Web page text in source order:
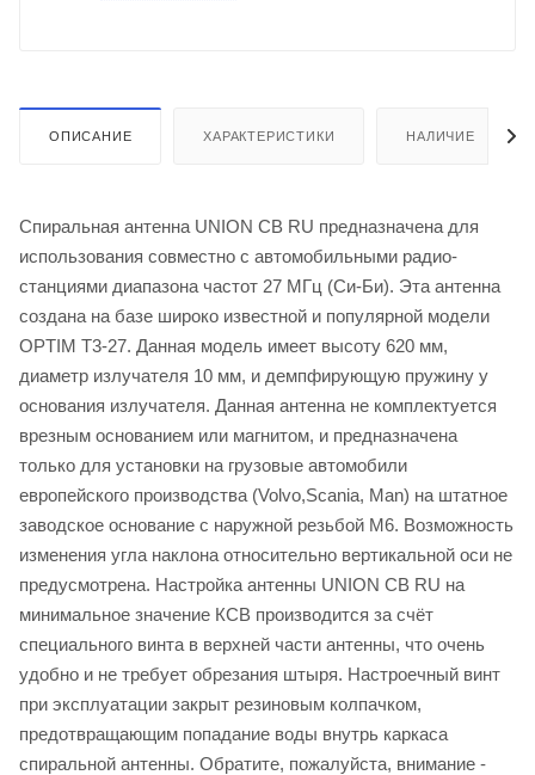
ОПИСАНИЕ ХАРАКТЕРИСТИКИ НАЛИЧИЕ
Спиральная антенна UNION CB RU предназначена для
использования совместно с автомобильными радио-
станциями диапазона частот 27 МГц (Си-Би). Эта антенна
создана на базе широко известной и популярной модели
OPTIM T3-27. Данная модель имеет высоту 620 мм,
диаметр излучателя 10 мм, и демпфирующую пружину у
основания излучателя. Данная антенна не комплектуется
врезным основанием или магнитом, и предназначена
только для установки на грузовые автомобили
европейского производства (Volvo,Scania, Man) на штатное
заводское основание с наружной резьбой М6. Возможность
изменения угла наклона относительно вертикальной оси не
предусмотрена. Настройка антенны UNION CB RU на
минимальное значение КСВ производится за счёт
специального винта в верхней части антенны, что очень
удобно и не требует обрезания штыря. Настроечный винт
при эксплуатации закрыт резиновым колпачком,
предотвращающим попадание воды внутрь каркаса
спиральной антенны. Обратите, пожалуйста, внимание -